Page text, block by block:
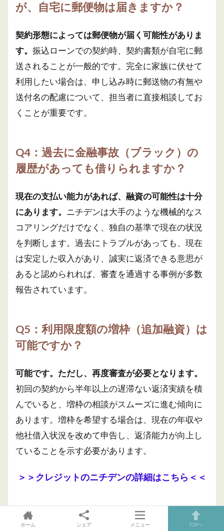
が、自宅に郵便物は届きますか？
契約形態によっては郵便物が届く可能性がありま
す。 振込ローンでの契約時、契約書類が自宅に郵
送されることが一般的です。完全に家族に伏せて
利用したい場合は、申し込み時に郵送物の有無や
送付名の配慮について、担当者に直接相談してお
くことが重要です。
Q4：過去に金融事故（ブラック）の
履歴があっても借りられますか？
現在の支払い能力があれば、融資の可能性は十分
にあります。 ニチデンは大手のような機械的なス
コアリングだけでなく、独自の基準で現在の状況
を判断します。過去にトラブルがあっても、現在
は安定した収入があり、誠実に返済できる意思が
あると認められれば、審査を通過する事例が多数
報告されています。
Q5：利用限度額の増枠（追加融資）は
可能ですか？
可能です。ただし、再度審査が必要となります。
初回の契約から半年以上の遅滞ない返済実績を積
んでいると、増枠の相談がスムーズに進む傾向に
あります。増枠を希望する場合は、現在の年収や
他社借入状況を改めて申告し、返済能力が向上し
ていることを示す必要があります。
＞＞クレジットのニチデンの詳細はこちら＜＜
ホーム シェア メニュー TOPへ